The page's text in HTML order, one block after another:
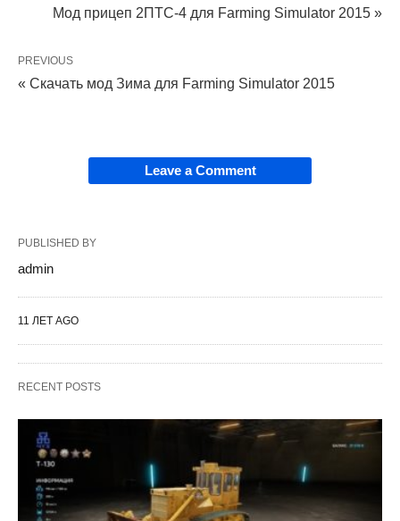
Мод прицеп 2ПТС-4 для Farming Simulator 2015 »
PREVIOUS
« Скачать мод Зима для Farming Simulator 2015
Leave a Comment
PUBLISHED BY
admin
11 ЛЕТ AGO
RECENT POSTS